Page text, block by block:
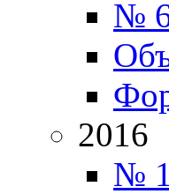
№
2016
№